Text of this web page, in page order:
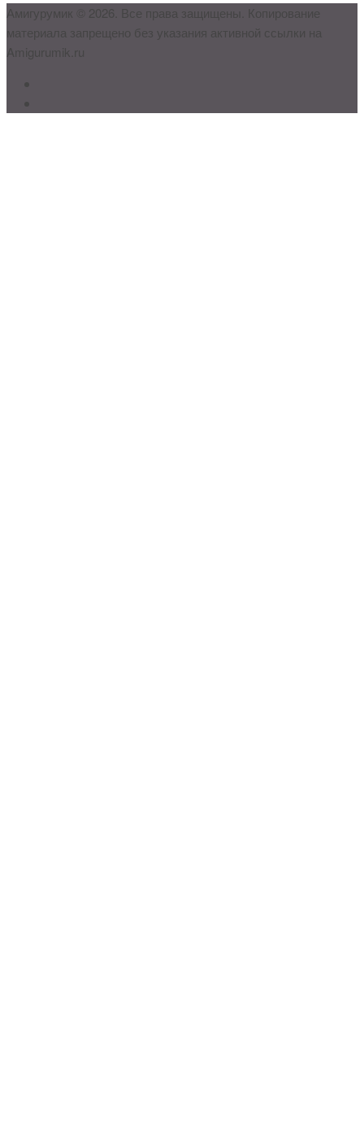
Амигурумик © 2026. Все права защищены. Копирование
материала запрещено без указания активной ссылки на
Amigurumik.ru